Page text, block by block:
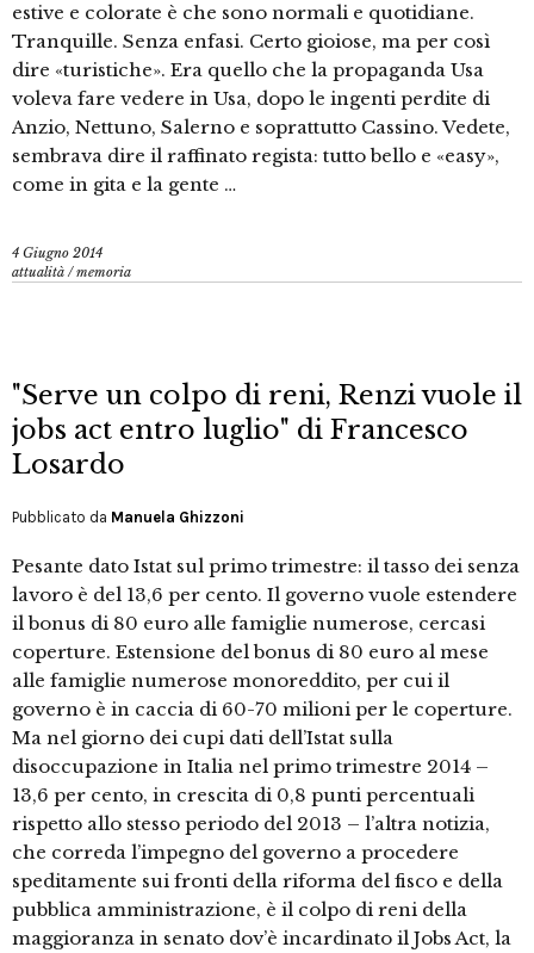
estive e colorate è che sono normali e quotidiane.
Tranquille. Senza enfasi. Certo gioiose, ma per così
dire «turistiche». Era quello che la propaganda Usa
voleva fare vedere in Usa, dopo le ingenti perdite di
Anzio, Nettuno, Salerno e soprattutto Cassino. Vedete,
sembrava dire il raffinato regista: tutto bello e «easy»,
come in gita e la gente …
4 Giugno 2014
attualità /memoria
"Serve un colpo di reni, Renzi vuole il
jobs act entro luglio" di Francesco
Losardo
Pubblicato da Manuela Ghizzoni
Pesante dato Istat sul primo trimestre: il tasso dei senza
lavoro è del 13,6 per cento. Il governo vuole estendere
il bonus di 80 euro alle famiglie numerose, cercasi
coperture. Estensione del bonus di 80 euro al mese
alle famiglie numerose monoreddito, per cui il
governo è in caccia di 60-70 milioni per le coperture.
Ma nel giorno dei cupi dati dell’Istat sulla
disoccupazione in Italia nel primo trimestre 2014 –
13,6 per cento, in crescita di 0,8 punti percentuali
rispetto allo stesso periodo del 2013 – l’altra notizia,
che correda l’impegno del governo a procedere
speditamente sui fronti della riforma del fisco e della
pubblica amministrazione, è il colpo di reni della
maggioranza in senato dov’è incardinato il Jobs Act, la